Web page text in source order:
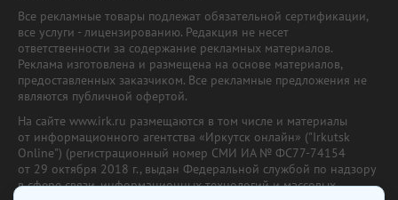
Все рекламные товары подлежат обязательной сертификации,
все услуги - лицензированию. Редакция не несет
ответственности за содержание рекламных материалов.
Реклама изготовлена и размещена на основе материалов,
предоставленных заказчиком. Все рекламные предложения не
являются публичной офертой.
На сайте www.irk.ru размещаются в том числе и материалы
от информационного агентства «Иркутск онлайн» ("Irkutsk
Online") (регистрационный номер СМИ ИА № ФС77-74154
от 29 октября 2018 г., выдан Федеральной службой по надзору
в сфере связи, информационных технологий и массовых